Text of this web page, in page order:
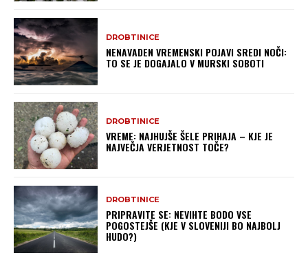
DROBTINICE
NENAVADEN VREMENSKI POJAVI SREDI NOČI:
TO SE JE DOGAJALO V MURSKI SOBOTI
DROBTINICE
VREME: NAJHUJŠE ŠELE PRIHAJA – KJE JE
NAJVEČJA VERJETNOST TOČE?
DROBTINICE
PRIPRAVITE SE: NEVIHTE BODO VSE
POGOSTEJŠE (KJE V SLOVENIJI BO NAJBOLJ
HUDO?)